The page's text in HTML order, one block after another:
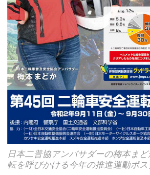
日本二普協アンバサダーの梅本ま
転を呼びかける今年の推進運動ポ